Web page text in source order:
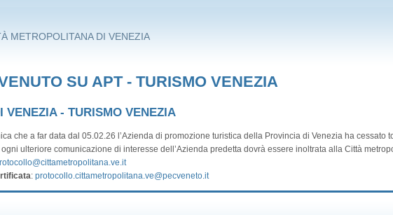
METROPOLITANA DI VENEZIA
SU APT - TURISMO VENEZIA
VENEZIA - TURISMO VENEZIA
che a far data dal 05.02.26 l’Azienda di promozione turistica della Provincia di Venezia ha cessato
ogni ulteriore comunicazione di interesse dell’Azienda predetta dovrà essere inoltrata alla Città
:protocollo.cittametropolitana.ve@pecveneto.it